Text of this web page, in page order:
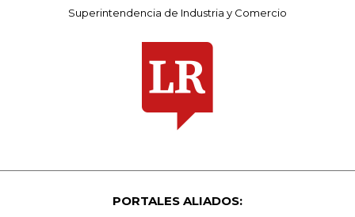
Superintendencia de Industria y Comercio
PORTALES ALIADOS: